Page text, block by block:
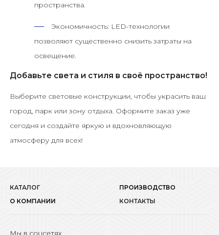
пространства.
Экономичность: LED-технологии
позволяют существенно снизить затраты на
освещение.
Добавьте света и стиля в своё пространство!
Выберите световые конструкции, чтобы украсить ваш
город, парк или зону отдыха. Оформите заказ уже
сегодня и создайте яркую и вдохновляющую
атмосферу для всех!
КАТАЛОГ
ПРОИЗВОДСТВО
О КОМПАНИИ
КОНТАКТЫ
Мы в соцсетях